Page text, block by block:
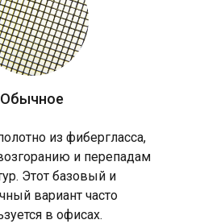
Обычное
из фибергласса,
и перепадам
Этот базовый и
вариант часто
в офисах.